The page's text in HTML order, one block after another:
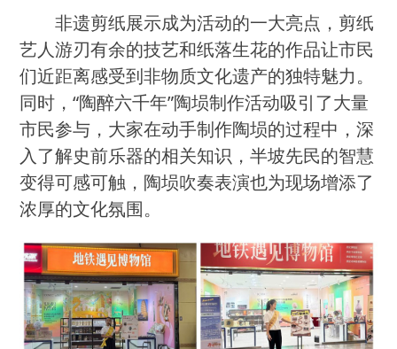
非遗剪纸展示成为活动的一大亮点，剪纸
艺人游刃有余的技艺和纸落生花的作品让市民
们近距离感受到非物质文化遗产的独特魅力。
同时，“陶醉六千年”陶埙制作活动吸引了大量
市民参与，大家在动手制作陶埙的过程中，深
入了解史前乐器的相关知识，半坡先民的智慧
变得可感可触， 陶埙吹奏表演也为现场增添了
浓厚的文化氛围。